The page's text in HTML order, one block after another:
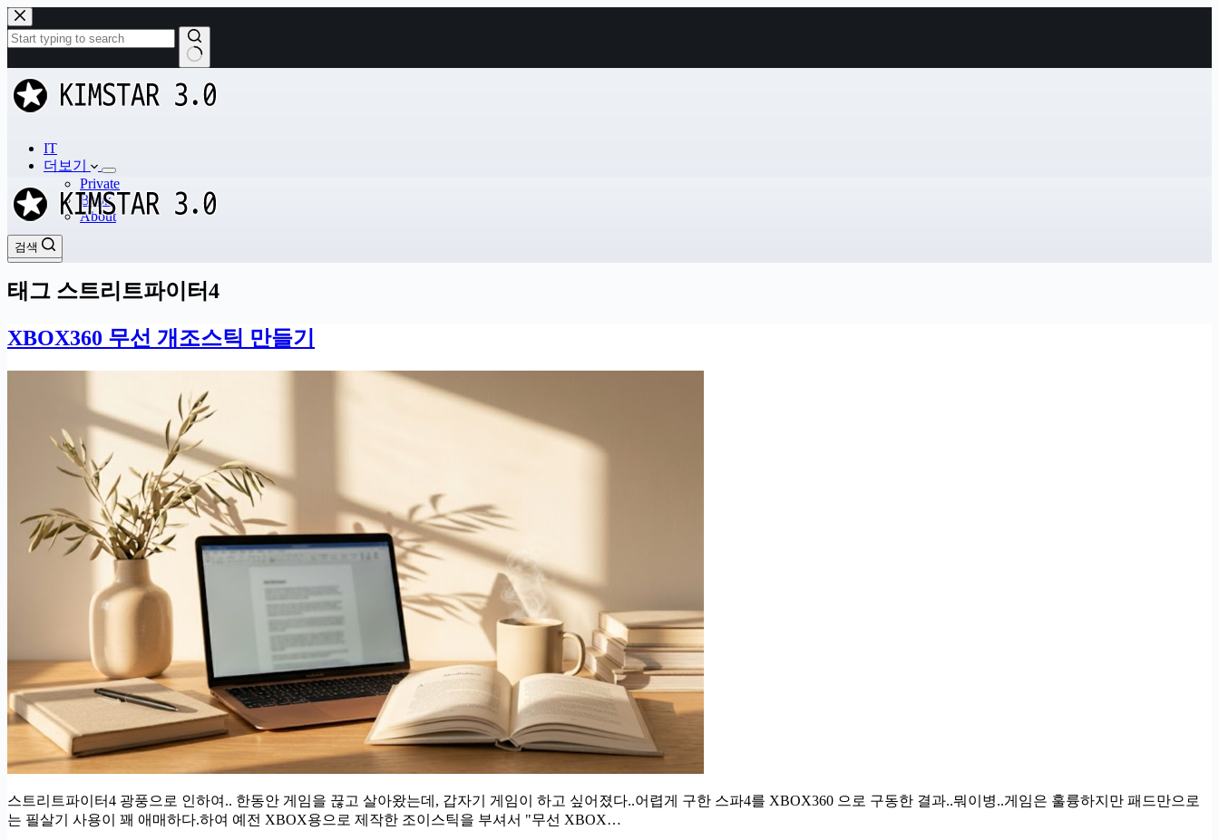
본
문
으
로
건
너
과
없
IT
더보기
Private
Book
About
검색
검색
태그 스트리트파이터4
XBOX360 무선 개조스틱 만들기
스트리트파이터4 광풍으로 인하여.. 한동안 게임을 끊고 살아왔는데, 갑자기 게임이 하고 싶어졌다..어렵게 구한 스파4를 XBOX360 으로 구동한 결과..뭐이병..게임은 훌륭하지만 패드만으로
는 필살기 사용이 꽤 애매하다.하여 예전 XBOX용으로 제작한 조이스틱을 부셔서 "무선 XBOX…